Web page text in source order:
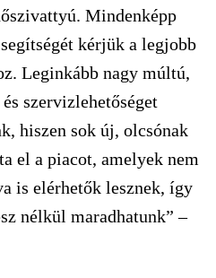
Mindenképp
kérjük a legjobb
Leginkább nagy múltú,
szervizlehetőséget
hiszen sok új, olcsónak
el a piacot, amelyek nem
is elérhetők lesznek, így
nélkül maradhatunk” –